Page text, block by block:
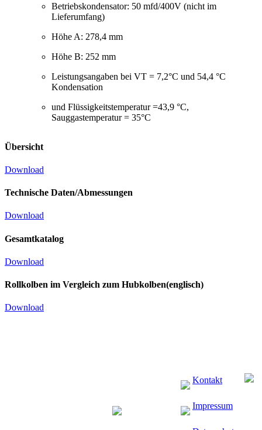
Betriebskondensator: 50 mfd/400V (nicht im
Lieferumfang)
Höhe A: 278,4 mm
Höhe B: 252 mm
Leistungsangaben bei VT = 7,2°C und 54,4 °C
Kondensation
und Flüssigkeitstemperatur =43,9 °C,
Sauggastemperatur = 35°C
Übersicht
Download
Technische Daten/Abmessungen
Download
Gesamtkatalog
Download
Rollkolben im Vergleich zum Hubkolben(englisch)
Download
Kontakt
Impressum